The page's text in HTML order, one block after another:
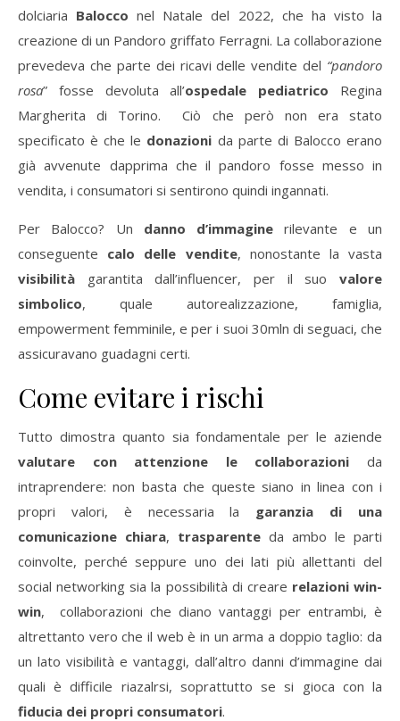
dolciaria Balocco nel Natale del 2022, che ha visto la
creazione di un Pandoro griffato Ferragni. La collaborazione
prevedeva che parte dei ricavi delle vendite del “pandoro
rosa” fosse devoluta all’ospedale pediatrico Regina
Margherita di Torino. Ciò che però non era stato
specificato è che le donazioni da parte di Balocco erano
già avvenute dapprima che il pandoro fosse messo in
vendita, i consumatori si sentirono quindi ingannati.
Per Balocco? Un danno d’immagine rilevante e un
conseguente calo delle vendite, nonostante la vasta
visibilità garantita dall’influencer, per il suo valore
simbolico, quale autorealizzazione, famiglia,
empowerment femminile, e per i suoi 30mln di seguaci, che
assicuravano guadagni certi.
Come evitare i rischi
Tutto dimostra quanto sia fondamentale per le aziende
valutare con attenzione le collaborazioni da
intraprendere: non basta che queste siano in linea con i
propri valori, è necessaria la garanzia di una
comunicazione chiara, trasparente da ambo le parti
coinvolte, perché seppure uno dei lati più allettanti del
social networking sia la possibilità di creare relazioni win-
win, collaborazioni che diano vantaggi per entrambi, è
altrettanto vero che il web è in un arma a doppio taglio: da
un lato visibilità e vantaggi, dall’altro danni d’immagine dai
quali è difficile riazalrsi, soprattutto se si gioca con la
fiducia dei propri consumatori.